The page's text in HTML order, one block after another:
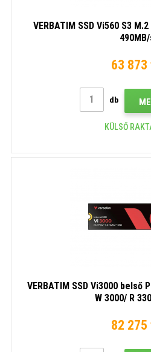
VERBATIM SSD Vi560 S3
63
db
KÜLSŐ
VERBATIM SSD Vi3000 belső
W 3000/ R
82